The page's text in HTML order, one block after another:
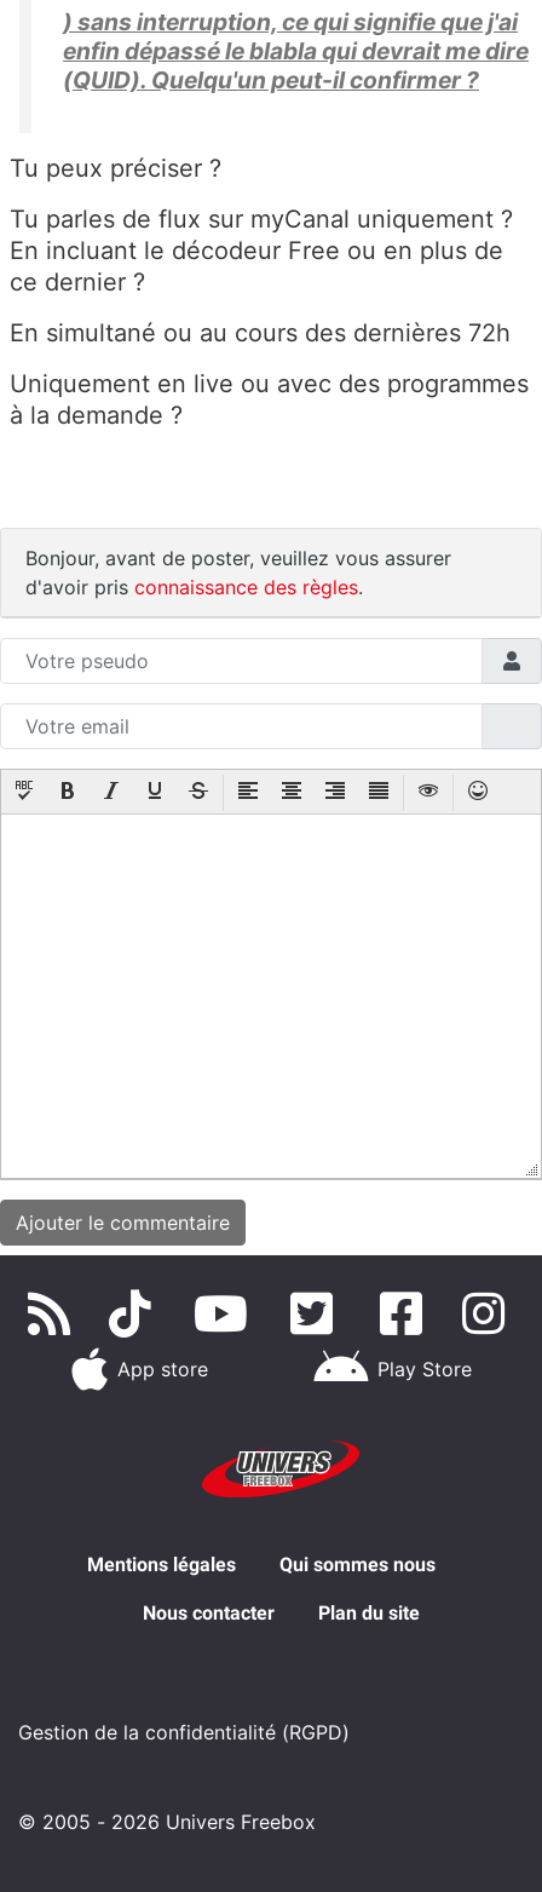
) sans interruption, ce qui signifie que j'ai
enfin dépassé le blabla qui devrait me dire
(QUID). Quelqu'un peut-il confirmer ?
Tu peux préciser ?
Tu parles de flux sur myCanal uniquement ?
En incluant le décodeur Free ou en plus de
ce dernier ?
En simultané ou au cours des dernières 72h
Uniquement en live ou avec des programmes
à la demande ?
Bonjour, avant de poster, veuillez vous assurer
d'avoir pris connaissance des règles.
App store Play Store
Mentions légales Qui sommes nous
Nous contacter Plan du site
Gestion de la confidentialité (RGPD)
© 2005 - 2026 Univers Freebox